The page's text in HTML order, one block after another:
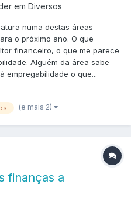
em Diversos
numa destas áreas
o próximo ano. O que
financeiro, o que me parece
Alguém da área sabe
empregabilidade o que...
(e mais 2)
finanças a